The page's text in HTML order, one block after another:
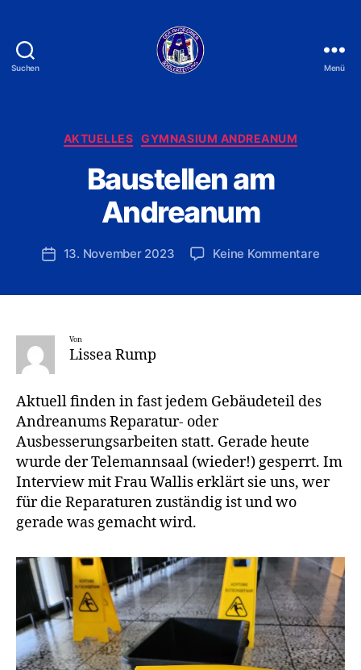
Suchen Menü
Kategorien
AKTUELLES GYMNASIUM ANDREANUM
Baustellen am
Andreanum
Beitragsautor
V
n
s
e
Veröffentlichungsdatum
13. November 2023 Keine Kommentarezu
Von
Lissea Rump
Aktuell finden in fast jedem Gebäudeteil des
Andreanums Reparatur- oder
Ausbesserungsarbeiten statt. Gerade heute
wurde der Telemannsaal (wieder!) gesperrt. Im
Interview mit Frau Wallis erklärt sie uns, wer
für die Reparaturen zuständig ist und wo
gerade was gemacht wird.